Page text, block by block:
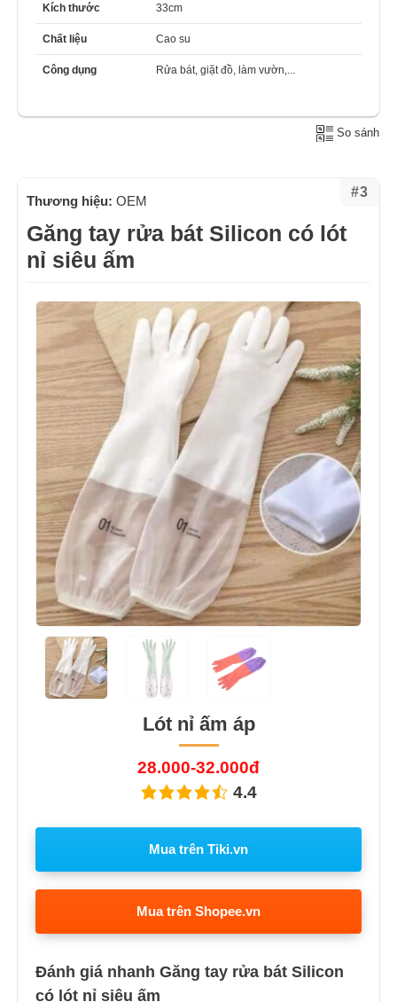
Kích thước 33cm
Chất liệu Cao su
Công dụng Rửa bát, giặt đồ, làm vườn,...
So sánh
#3
Thương hiệu: OEM
Găng tay rửa bát Silicon có lót
nỉ siêu ấm
Lót nỉ ấm áp
28.000-32.000đ
4.4
Mua trên Tiki.vn
Mua trên Shopee.vn
Đánh giá nhanh Găng tay rửa bát Silicon
có lót nỉ siêu ấm